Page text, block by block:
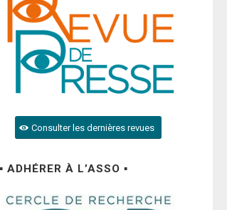
Consulter les dernières revues
▪ ADHÉRER À L’ASSO ▪